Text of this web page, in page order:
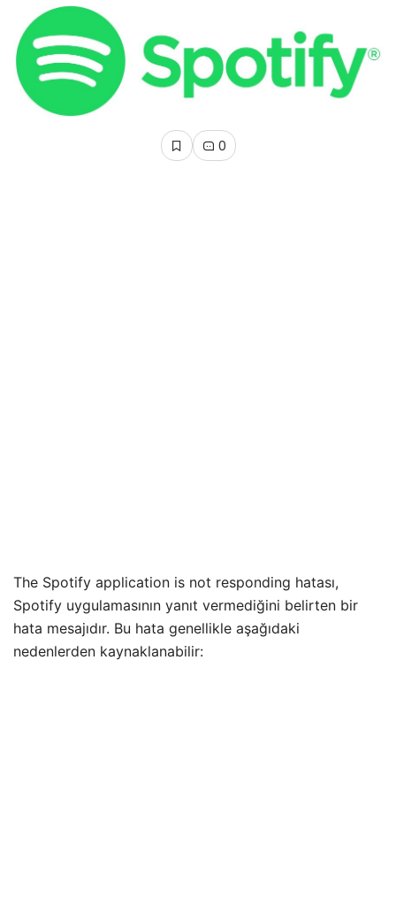
0
The Spotify application is not responding hatası,
Spotify uygulamasının yanıt vermediğini belirten bir
hata mesajıdır. Bu hata genellikle aşağıdaki
nedenlerden kaynaklanabilir: